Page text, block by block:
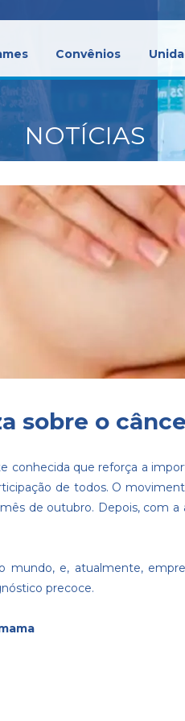
Convênios
NOTÍCIAS
sobre o
conhecida que reforça a
de todos. O
de outubro. Depois, com
mundo, e, atualmente,
precoce.